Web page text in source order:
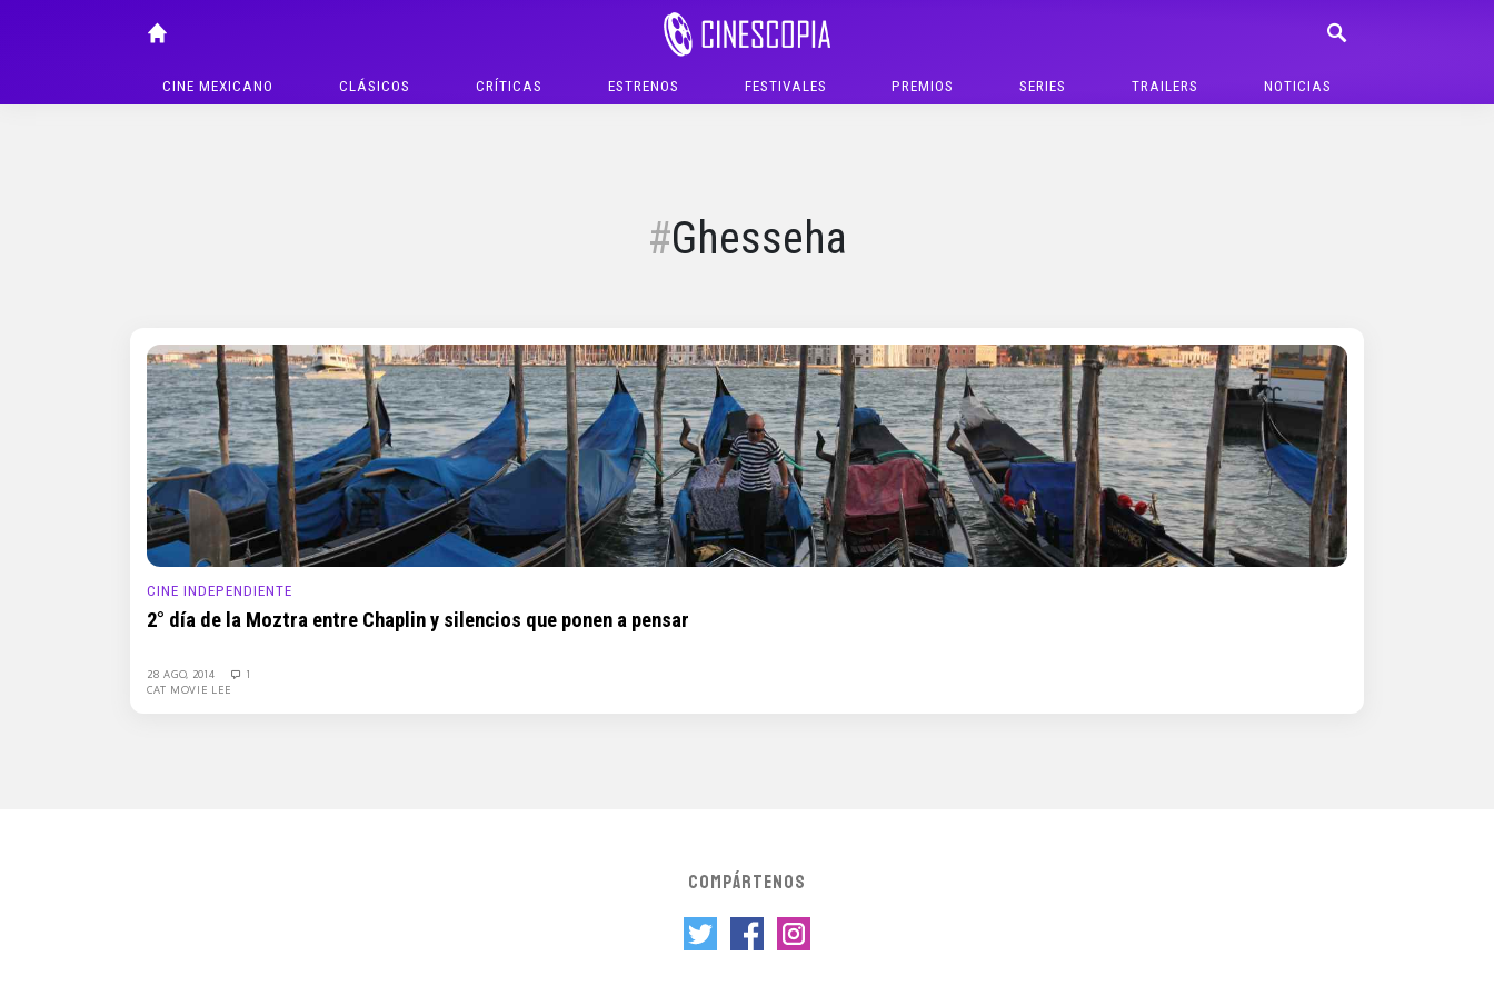
CINE MEXICANO CLÁSICOS CRÍTICAS ESTRENOS FESTIVALES PREMIOS SERIES TRAILERS NOTICIAS
Ghesseha
CINE INDEPENDIENTE
2° día de la Moztra entre Chaplin y silencios que ponen a pensar
28 AGO, 2014
1
CAT MOVIE LEE
COMPÁRTENOS